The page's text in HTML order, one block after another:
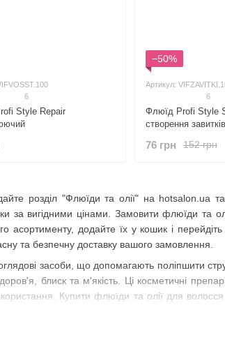
розділ "Флюїди та олії" на hotsalon.ua
за вигідними цінами. Замовити флюїди та
асортименту, додайте їх у кошик і
та безпечну доставку вашого замовлення.
засоби, що допомагають поліпшити
блиск та м'якість. Ці косметичні
Купити флюїди та олії для
6
Style Repair
−50%
Артикул:
6
Флюїд Profi Style
створення завитків
152 грн
76 грн